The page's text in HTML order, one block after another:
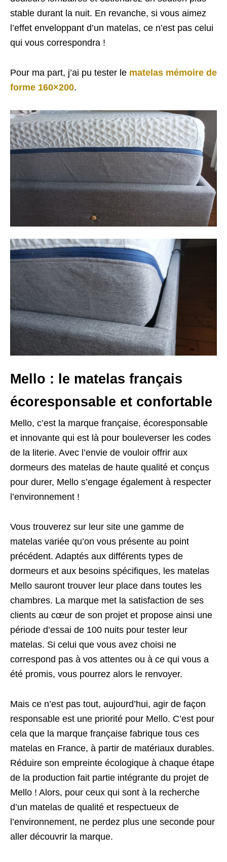
stable durant la nuit. En revanche, si vous aimez
l’effet enveloppant d’un matelas, ce n’est pas celui
qui vous correspondra !
Pour ma part, j’ai pu tester le matelas mémoire de
forme 160×200.
Mello : le matelas français
écoresponsable et confortable
Mello, c’est la marque française, écoresponsable
et innovante qui est là pour bouleverser les codes
de la literie. Avec l’envie de vouloir offrir aux
dormeurs des matelas de haute qualité et conçus
pour durer, Mello s’engage également à respecter
l’environnement !
Vous trouverez sur leur site une gamme de
matelas variée qu’on vous présente au point
précédent. Adaptés aux différents types de
dormeurs et aux besoins spécifiques, les matelas
Mello sauront trouver leur place dans toutes les
chambres. La marque met la satisfaction de ses
clients au cœur de son projet et propose ainsi une
période d’essai de 100 nuits pour tester leur
matelas. Si celui que vous avez choisi ne
correspond pas à vos attentes ou à ce qui vous a
été promis, vous pourrez alors le renvoyer.
Mais ce n’est pas tout, aujourd’hui, agir de façon
responsable est une priorité pour Mello. C’est pour
cela que la marque française fabrique tous ces
matelas en France, à partir de matériaux durables.
Réduire son empreinte écologique à chaque étape
de la production fait partie intégrante du projet de
Mello ! Alors, pour ceux qui sont à la recherche
d’un matelas de qualité et respectueux de
l’environnement, ne perdez plus une seconde pour
aller découvrir la marque.